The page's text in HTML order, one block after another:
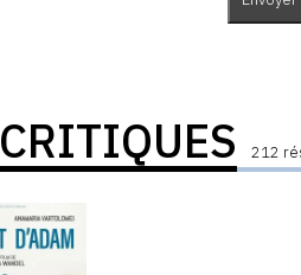
CRITIQUES 212